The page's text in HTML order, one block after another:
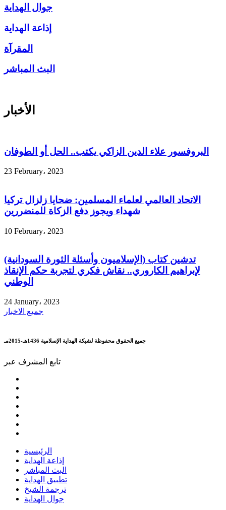
جوال الهداية
إذاعة الهداية
المقرآة
البث المباشر
الأخبار
البروفسور علاء الدين الزاكي يكتب.. الحل أو الطوفان
23 February، 2023
الاتحاد العالمي لعلماء المسلمين: ضحايا زلزال تركيا
شهداء ويجوز دفع الزكاة للمنضررين
10 February، 2023
تدشين كتاب (الإسلاميون وأسئلة الثورة السودانية)
لإبراهيم الكاروري.. نقاش فكري لتجربة حكم الإنقاذ
الوطني
24 January، 2023
جميع الاخبار
جميع الحقوق محفوظة لشبكة الهداية الإسلامية 1436هـ-2015مـ
تابع المشرف عبر
الرئيسية
إذاعة الهداية
البث المباشر
تطبيق الهداية
ترجمة الشيخ
جوال الهداية